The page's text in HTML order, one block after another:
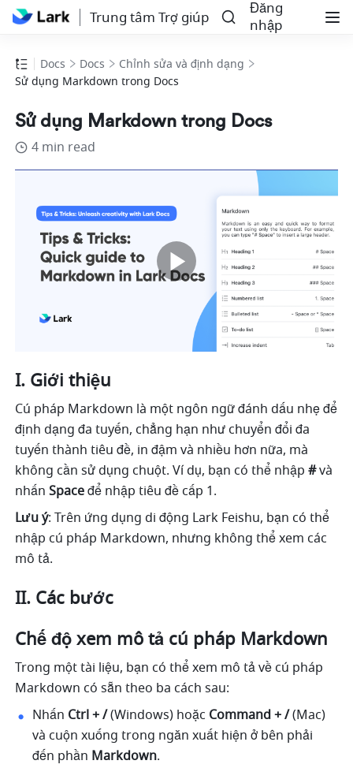
Trung tâm Trợ giúp
Đăng
nhập
Docs Docs
Chỉnh sửa và định dạng
Sử dụng Markdown trong Docs
Sử dụng Markdown trong Docs
4 min read
I. Giới thiệu
Cú pháp Markdown là một ngôn ngữ đánh dấu nhẹ để
định dạng đa tuyến, chẳng hạn như chuyển đổi đa
tuyến thành tiêu đề, in đậm và nhiều hơn nữa, mà
không cần sử dụng chuột. Ví dụ, bạn có thể nhập # và
nhấn Space để nhập tiêu đề cấp 1.
Lưu ý: Trên ứng dụng di động Lark Feishu, bạn có thể
nhập cú pháp Markdown, nhưng không thể xem các
mô tả.
II. Các bước
Chế độ xem mô tả cú pháp Markdown
Trong một tài liệu, bạn có thể xem mô tả về cú pháp
Markdown có sẵn theo ba cách sau:
Nhấn Ctrl + / (Windows) hoặc Command + / (Mac)
và cuộn xuống trong ngăn xuất hiện ở bên phải
đến phần Markdown.